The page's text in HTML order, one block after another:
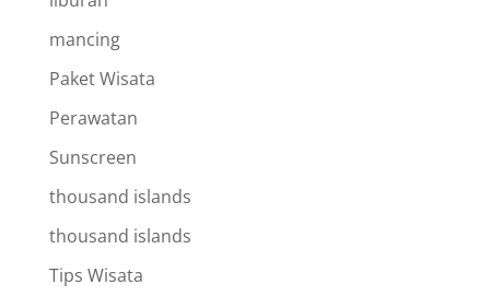
mancing
Paket Wisata
Perawatan
Sunscreen
thousand islands
thousand islands
Tips Wisata